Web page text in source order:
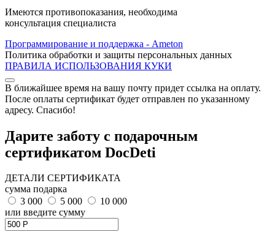
Имеются противопоказания, необходима
консультация специалиста
Программирование и поддержка - Ameton
Политика обработки и защиты персональных данных
ПРАВИЛА ИСПОЛЬЗОВАНИЯ КУКИ
В ближайшее время на вашу почту придет ссылка на оплату.
После оплаты сертификат будет отправлен по указанному
адресу. Спасибо!
Дарите заботу с подарочным
сертификатом DocDeti
ДЕТАЛИ СЕРТИФИКАТА
сумма подарка
3 000
5 000
10 000
или введите сумму